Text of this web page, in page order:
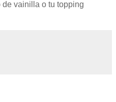
vainilla o tu topping